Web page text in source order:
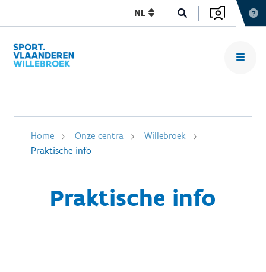
NL
Home Onze centra
Willebroek
Praktische info
Praktische info